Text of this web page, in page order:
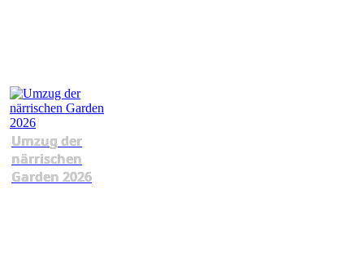
Umzug der
närrischen
Garden 2026